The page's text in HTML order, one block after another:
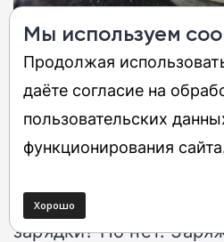
Отсутствует
давайте! Где модуль
зарядки? Но нет.
Мы используем
Продолжая
даёте согласие на
пользовательских
функционирования